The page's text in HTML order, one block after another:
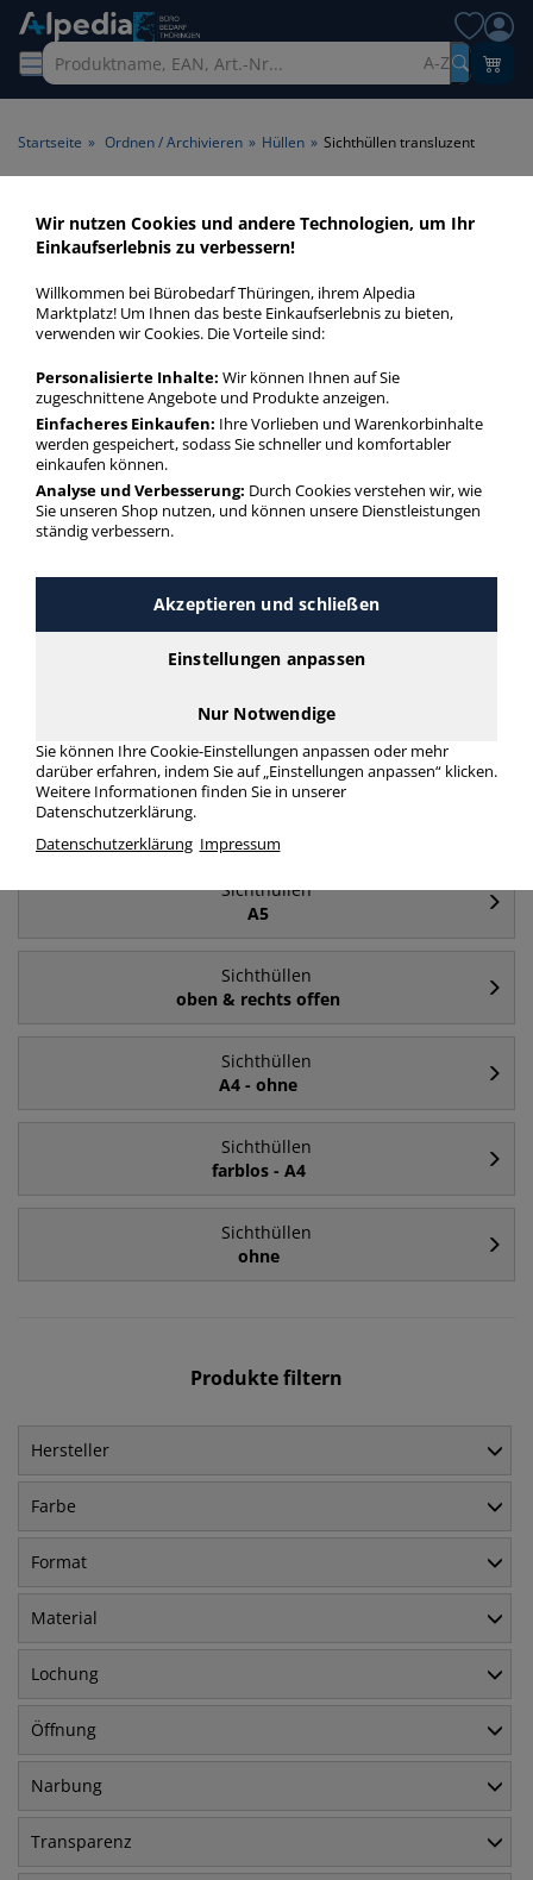
A-Z
Startseite » Ordnen / Archivieren » Hüllen » Sichthüllen transluzent
Sichthüllen transluzent >
Transparenz transluzent
Sichthüllen transluzent in bester Qualität zum günstigen
Preis. Finden Sie schnell Sichthüllen transluzent mit unserer
Sichthüllen transluzent
mehr Infos zur Kategorie
Sichthüllen
A4
Sichthüllen
A4 - oben & rechts offen
Sichthüllen
Sichthüllen
A5
Sichthüllen
oben & rechts offen
Sichthüllen
A4 - ohne
Sichthüllen
farblos - A4
Sichthüllen
ohne
Produkte filtern
Hersteller
Farbe
Format
Material
Lochung
Öffnung
Narbung
Transparenz
Wir nutzen Cookies und andere Technologien, um Ihr
Einkaufserlebnis zu verbessern!
Willkommen bei Bürobedarf Thüringen, ihrem Alpedia
Marktplatz! Um Ihnen das beste Einkaufserlebnis zu bieten,
verwenden wir Cookies. Die Vorteile sind:
Personalisierte Inhalte: Wir können Ihnen auf Sie
zugeschnittene Angebote und Produkte anzeigen.
Einfacheres Einkaufen: Ihre Vorlieben und Warenkorbinhalte
werden gespeichert, sodass Sie schneller und komfortabler
einkaufen können.
Analyse und Verbesserung: Durch Cookies verstehen wir, wie
Sie unseren Shop nutzen, und können unsere Dienstleistungen
ständig verbessern.
Akzeptieren und schließen
Einstellungen anpassen
Nur Notwendige
Sie können Ihre Cookie-Einstellungen anpassen oder mehr
darüber erfahren, indem Sie auf „Einstellungen anpassen“ klicken.
Weitere Informationen finden Sie in unserer
Datenschutzerklärung.
Datenschutzerklärung Impressum